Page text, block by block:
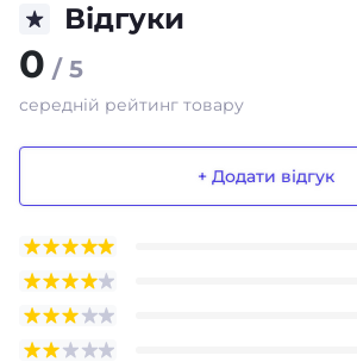
Відгуки
0 / 5
середній рейтинг товару
+ Додати відгук